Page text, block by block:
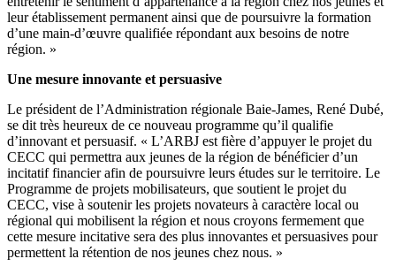
leur établissement permanent ainsi que de poursuivre la formation
d’une main-d’œuvre qualifiée répondant aux besoins de notre
région. »
Une mesure innovante et persuasive
Le président de l’Administration régionale Baie-James, René Dubé,
se dit très heureux de ce nouveau programme qu’il qualifie
d’innovant et persuasif. « L’ARBJ est fière d’appuyer le projet du
CECC qui permettra aux jeunes de la région de bénéficier d’un
incitatif financier afin de poursuivre leurs études sur le territoire. Le
Programme de projets mobilisateurs, que soutient le projet du
CECC, vise à soutenir les projets novateurs à caractère local ou
régional qui mobilisent la région et nous croyons fermement que
cette mesure incitative sera des plus innovantes et persuasives pour
permettent la rétention de nos jeunes chez nous. »